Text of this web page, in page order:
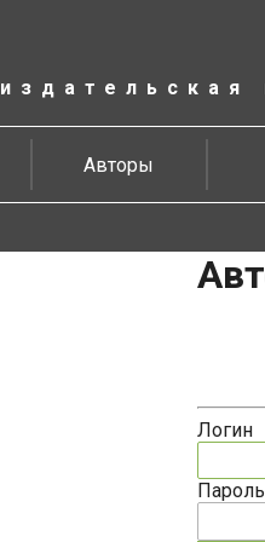
издательская
Авторы
Логин
Пароль